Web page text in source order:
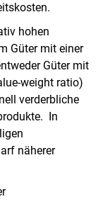
hohen
Güter mit einer
Güter mit
weight ratio)
verderbliche
In
näherer